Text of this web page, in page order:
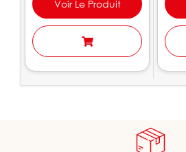
Voir Le Produit